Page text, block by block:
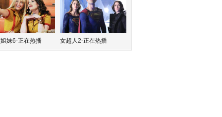
妹6-正在热播 女超人2-正在热播